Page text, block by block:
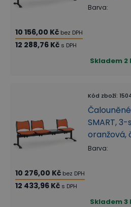
Barva:
10 156,00 Kč bez DPH
12 288,76 Kč s DPH
Skladem 2
Kód zboží:
SMART,
oranžová,
Barva:
10 276,00 Kč bez DPH
12 433,96 Kč s DPH
Skladem3